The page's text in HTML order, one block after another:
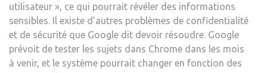
utilisateur », ce qui pourrait révéler des informations
sensibles. Il existe d’autres problèmes de confidentialité
et de sécurité que Google dit devoir résoudre. Google
prévoit de tester les sujets dans Chrome dans les mois
à venir, et le système pourrait changer en fonction des